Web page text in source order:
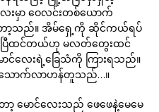
းမှာ ဝေလင်းတစ်ယောက်
တော့သည်။ အိမ်ရှေ့ကို ဆိုင်ကယ်ရပ်
ာပြီထင်တယ်ဟု မလတ်တွေးထင်
လေးရဲ့ခြေသံကို ကြားရသည်။
းသောက်လာဟန်တူသည်…။
ာ့ မောင်လေးသည် ဖေဖေနဲ့မေမေ